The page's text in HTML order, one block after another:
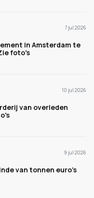
7 jul 2026
in Amsterdam te
foto's
10 jul 2026
van overleden
9 jul 2026
van tonnen euro's